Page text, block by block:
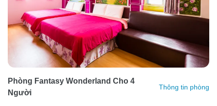
Phòng Fantasy Wonderland Cho 4
Người
Thông tin phòng